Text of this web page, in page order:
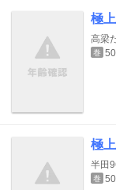
極
高梁
巻
極
半田
巻